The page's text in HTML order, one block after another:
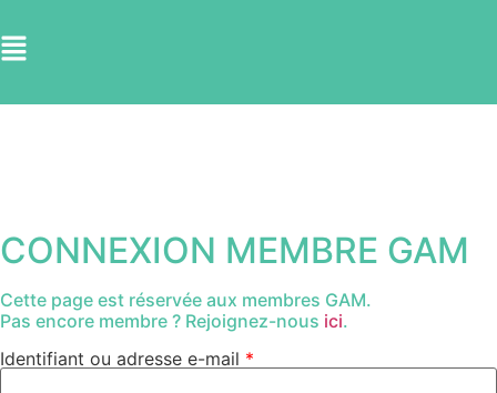
CONNEXION MEMBRE GAM
Cette page est réservée aux membres GAM.
Pas encore membre ? Rejoignez-nous ici.
Identifiant ou adresse e-mail *